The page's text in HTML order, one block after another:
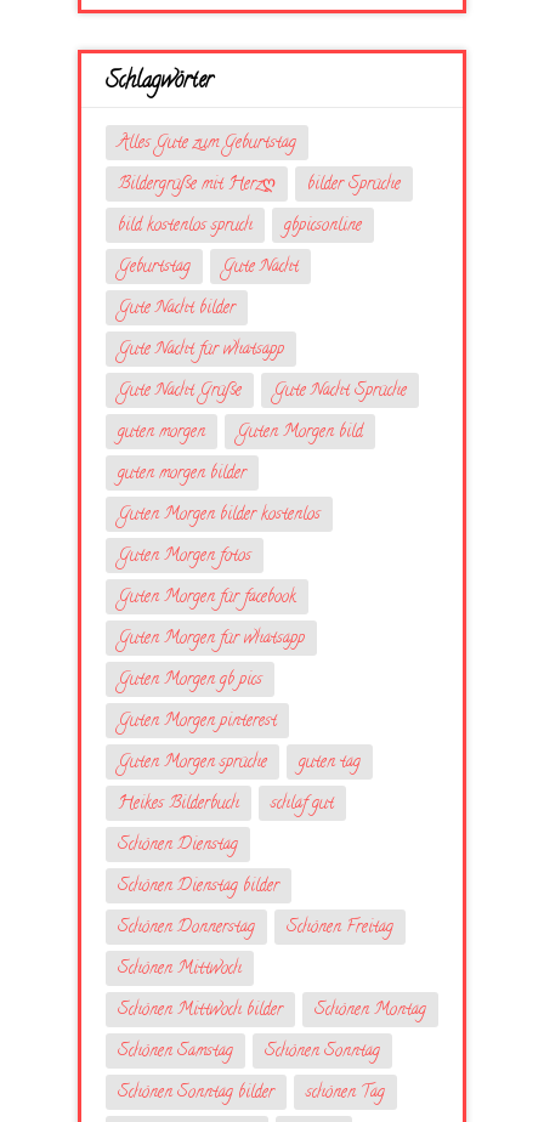
Schlagwörter
Alles Gute zum Geburtstag
Bildergrüße mit Herzღ
bilder Sprüche
bild kostenlos spruch
gbpicsonline
Geburtstag
Gute Nacht
Gute Nacht bilder
Gute Nacht für whatsapp
Gute Nacht Grüße
Gute Nacht Sprüche
guten morgen
Guten Morgen bild
guten morgen bilder
Guten Morgen bilder kostenlos
Guten Morgen fotos
Guten Morgen für facebook
Guten Morgen für whatsapp
Guten Morgen gb pics
Guten Morgen pinterest
Guten Morgen sprüche
guten tag
Heikes Bilderbuch
schlaf gut
Schönen Dienstag
Schönen Dienstag bilder
Schönen Donnerstag
Schönen Freitag
Schönen Mittwoch
Schönen Mittwoch bilder
Schönen Montag
Schönen Samstag
Schönen Sonntag
Schönen Sonntag bilder
schönen Tag